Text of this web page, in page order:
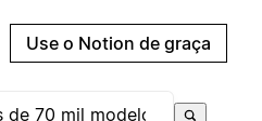
Use o Notion de graça